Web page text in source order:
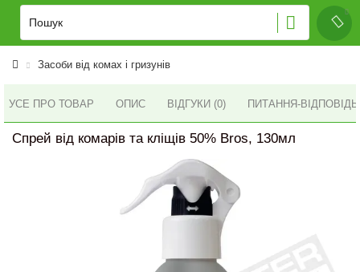
Засоби від комах і гризунів
УСЕ ПРО ТОВАР ОПИС ВІДГУКИ (0) ПИТАННЯ-
Спрей від комарів та кліщів 50% Bros, 130мл